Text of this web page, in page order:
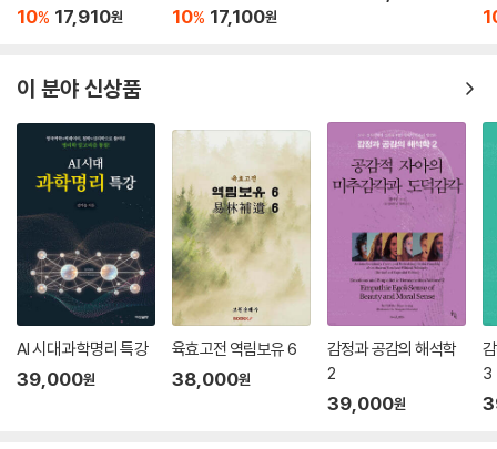
10% 17,910원 10% 17,100원
이 분야 신상품
AI 시대 과학명리 특강
39,000원
육효고전 역림보유 6
38,000원
감정과 공감의 해석학
2
39,000원
3